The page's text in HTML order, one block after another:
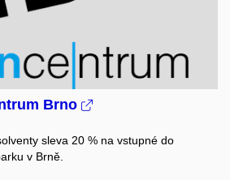
Brno
sleva 20 % na vstupné do
v Brně.